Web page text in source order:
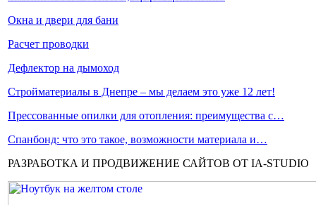
Окна и двери для бани
Расчет проводки
Дефлектор на дымоход
Стройматериалы в Днепре – мы делаем это уже 12 лет!
Прессованные опилки для отопления: преимущества с…
Спанбонд: что это такое, возможности материала и…
РАЗРАБОТКА И ПРОДВИЖЕНИЕ САЙТОВ ОТ IA-STUDIO